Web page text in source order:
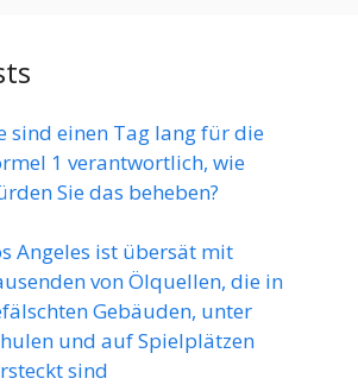
sind einen Tag lang für die
1 verantwortlich, wie
Sie das beheben?
Angeles ist übersät mit
von Ölquellen, die in
Gebäuden, unter
und auf Spielplätzen
sind